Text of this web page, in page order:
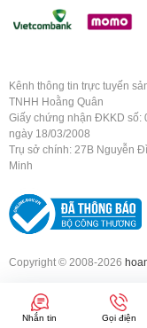
Kênh thông tin trực tuyến
TNHH Hoằng Quân
Giấy chứng nhận ĐKKD số:
ngày 18/03/2008
Trụ sở chính: 27B Nguyễn
Minh
Copyright © 2008-2026
Nhắn tin Gọi điện